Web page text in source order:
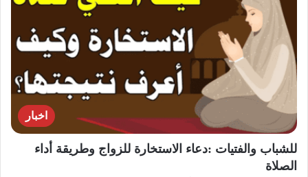
اخبار
للشباب والفتيات :دعاء الاستخارة للزواج وطريقة أداء
الصلاة